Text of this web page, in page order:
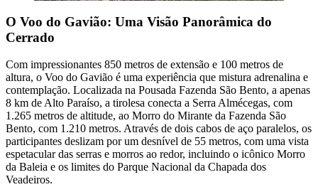
O Voo do Gavião: Uma Visão Panorâmica do
Cerrado
Com impressionantes 850 metros de extensão e 100 metros de
altura, o Voo do Gavião é uma experiência que mistura adrenalina e
contemplação. Localizada na Pousada Fazenda São Bento, a apenas
8 km de Alto Paraíso, a tirolesa conecta a Serra Almécegas, com
1.265 metros de altitude, ao Morro do Mirante da Fazenda São
Bento, com 1.210 metros. Através de dois cabos de aço paralelos, os
participantes deslizam por um desnível de 55 metros, com uma vista
espetacular das serras e morros ao redor, incluindo o icônico Morro
da Baleia e os limites do Parque Nacional da Chapada dos
Veadeiros.